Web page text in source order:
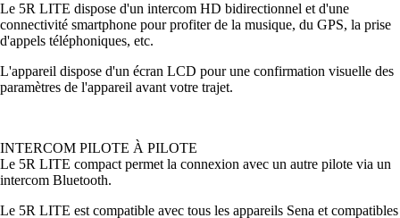
Le 5R LITE dispose d'un intercom HD bidirectionnel et d'une
connectivité smartphone pour profiter de la musique, du GPS, la prise
d'appels téléphoniques, etc.
L'appareil dispose d'un écran LCD pour une confirmation visuelle des
paramètres de l'appareil avant votre trajet.
INTERCOM PILOTE À PILOTE
Le 5R LITE compact permet la connexion avec un autre pilote via un
intercom Bluetooth.
Le 5R LITE est compatible avec tous les appareils Sena et compatibles